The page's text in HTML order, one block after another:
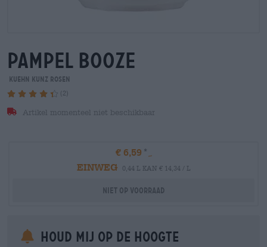
pampel booze
Kuehn Kunz Rosen
(2)
Artikel momenteel niet beschikbaar
€ 6,59
EINWEG
0,44 L KAN € 14,34 / L
Niet op voorraad
Houd mij op de hoogte